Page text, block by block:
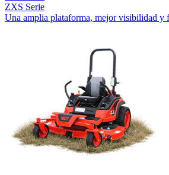
ZXS Serie
Una amplia plataforma, mejor visibilidad y